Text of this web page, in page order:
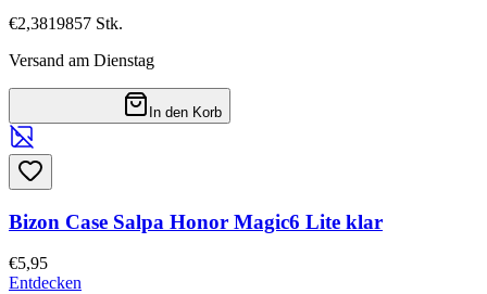
€2,3819857 Stk.
Versand am Dienstag
In den Korb
Bizon Case Salpa Honor Magic6 Lite klar
€5,95
Entdecken